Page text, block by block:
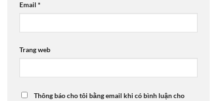
Email *
Trang web
Thông báo cho tôi bằng email khi có bình luận cho